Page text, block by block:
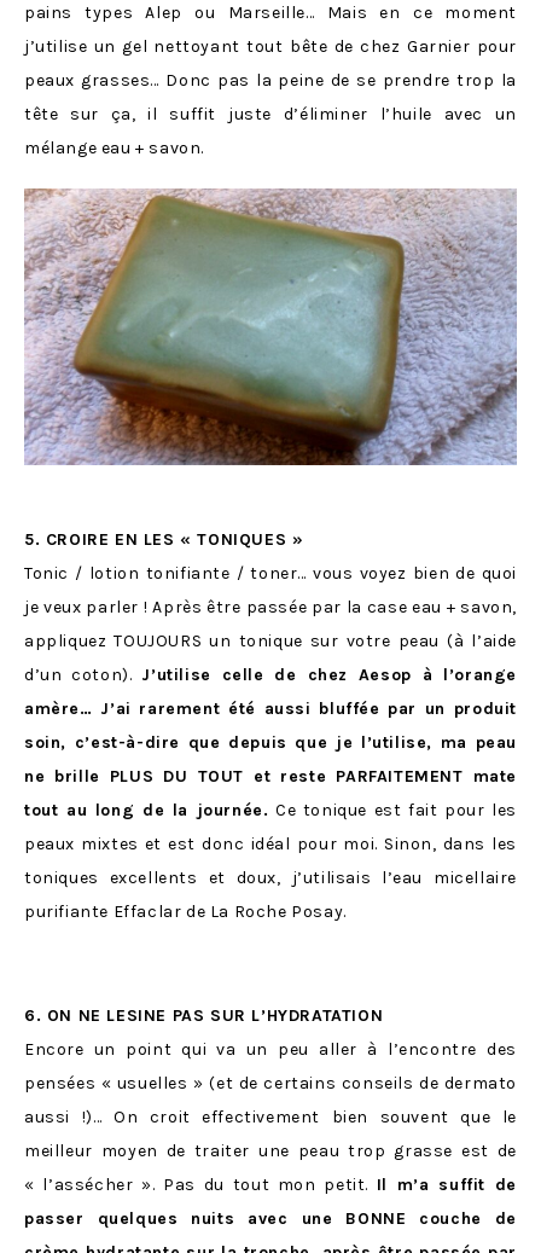
pains types Alep ou Marseille… Mais en ce moment
j’utilise un gel nettoyant tout bête de chez Garnier pour
peaux grasses… Donc pas la peine de se prendre trop la
tête sur ça, il suffit juste d’éliminer l’huile avec un
mélange eau + savon.
5. CROIRE EN LES « TONIQUES »
Tonic / lotion tonifiante / toner… vous voyez bien de quoi
je veux parler ! Après être passée par la case eau + savon,
appliquez TOUJOURS un tonique sur votre peau (à l’aide
d’un coton). J’utilise celle de chez Aesop à l’orange
amère… J’ai rarement été aussi bluffée par un produit
soin, c’est-à-dire que depuis que je l’utilise, ma peau
ne brille PLUS DU TOUT et reste PARFAITEMENT mate
tout au long de la journée. Ce tonique est fait pour les
peaux mixtes et est donc idéal pour moi. Sinon, dans les
toniques excellents et doux, j’utilisais l’eau micellaire
purifiante Effaclar de La Roche Posay.
6. ON NE LESINE PAS SUR L’HYDRATATION
Encore un point qui va un peu aller à l’encontre des
pensées « usuelles » (et de certains conseils de dermato
aussi !)… On croit effectivement bien souvent que le
meilleur moyen de traiter une peau trop grasse est de
« l’assécher ». Pas du tout mon petit. Il m’a suffit de
passer quelques nuits avec une BONNE couche de